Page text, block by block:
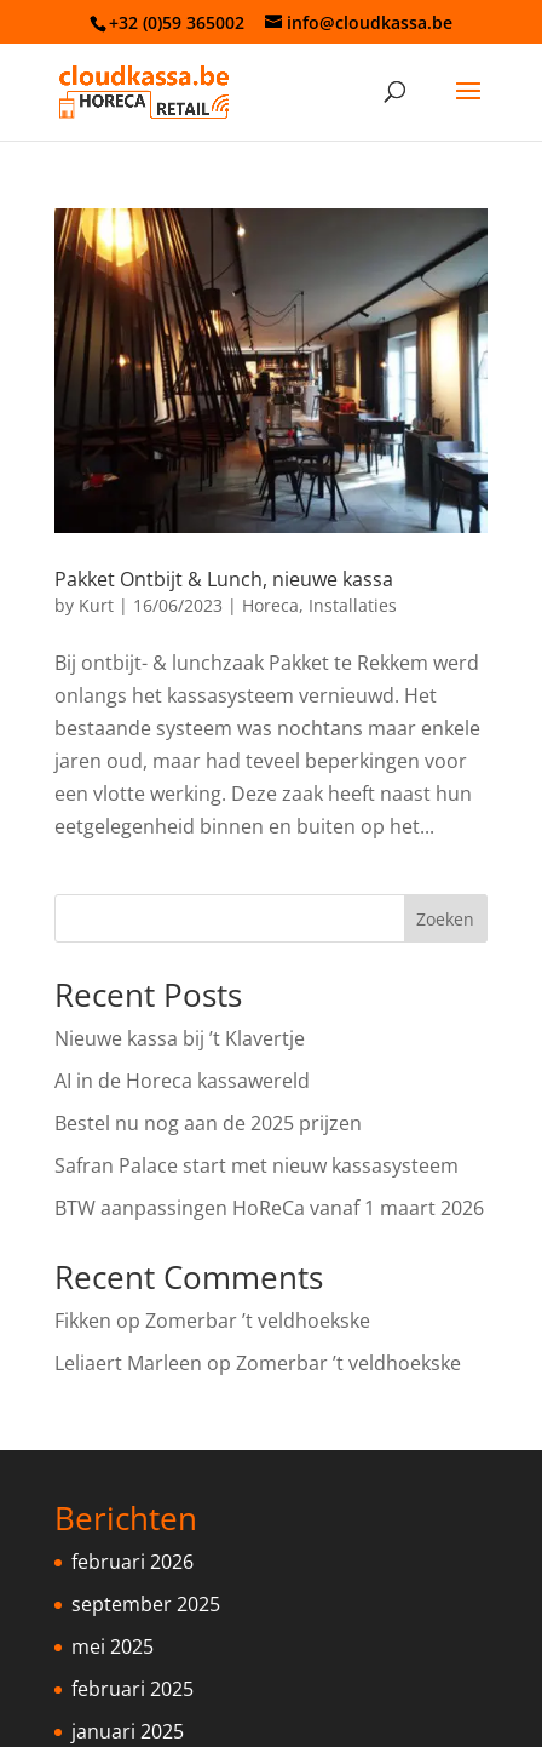
+32 (0)59 365002 info@cloudkassa.be
Pakket Ontbijt & Lunch, nieuwe kassa
by Kurt| 16/06/2023 | Horeca, Installaties
Bij ontbijt- & lunchzaak Pakket te Rekkem werd
onlangs het kassasysteem vernieuwd. Het
bestaande systeem was nochtans maar enkele
jaren oud, maar had teveel beperkingen voor
een vlotte werking. Deze zaak heeft naast hun
eetgelegenheid binnen en buiten op het...
Zoeken
Recent Posts
Nieuwe kassa bij ’t Klavertje
AI in de Horeca kassawereld
Bestel nu nog aan de 2025 prijzen
Safran Palace start met nieuw kassasysteem
BTW aanpassingen HoReCa vanaf 1 maart 2026
Recent Comments
Fikken op Zomerbar ’t veldhoekske
Leliaert Marleen op Zomerbar ’t veldhoekske
Berichten
februari 2026
september 2025
mei 2025
februari 2025
januari 2025